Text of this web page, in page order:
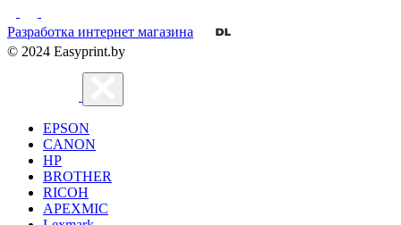
Разработка интернет магазина
© 2024 Easyprint.by
EPSON
CANON
HP
BROTHER
RICOH
APEXMIC